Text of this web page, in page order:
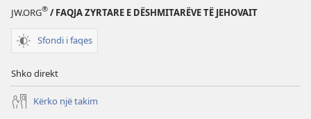
JW.ORG® / FAQJA ZYRTARE E DËSHMITARËVE TË JEHOVAIT
Sfondi i faqes
Shko direkt
Kërko një takim